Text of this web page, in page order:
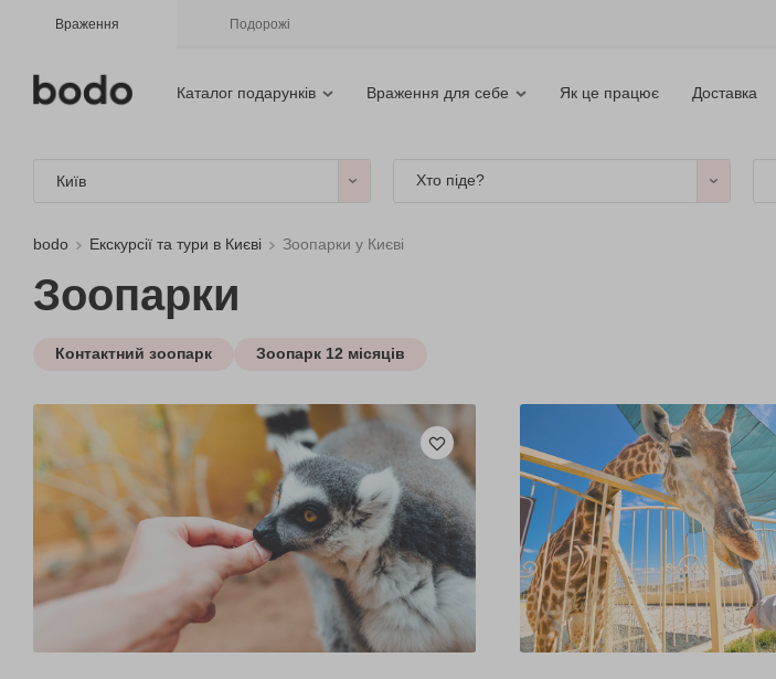
Враження Подорожі
Каталог подарунків Враження для себе Як це працює Доставка
Київ Хто піде?
bodo Екскурсії та тури в Києві Зоопарки у Києві
Зоопарки
Контактний зоопарк Зоопарк 12 місяців